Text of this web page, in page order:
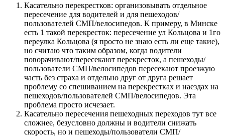
Касательно перекрестков: организовывать отдельное
пересечение для водителей и для пешеходов/
пользователей СМП/велосипедов. К примеру, в Минске
есть 1 такой перекресток: пересечение ул Кольцова и 1го
переулка Кольцова (я просто не знаю есть ли еще такие),
но считаю что таким образом, когда водители
поворачивают/пересекают перекресток, а пешеходы/
пользователи СМП/велосипедов пересекают проезжую
часть без страха и отдельно друг от друга решает
проблему со спешиванием на перекрестках и наездах на
пешеходов/пользователей СМП/велосипедов. Эта
проблема просто исчезает.
Касательно пересечения пешеходных переходов тут все
сложнее, безусловно должны и водители снижать
скорость, но и пешеходы/пользователи СМП/